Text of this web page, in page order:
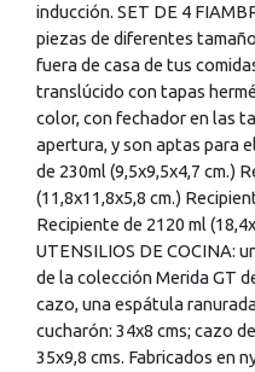
inducción. SET DE 4
piezas de diferentes
fuera de casa de tus
translúcido con tapas
color, con fechador en las
apertura, y son aptas para
de 230ml (9,5x9,5x4,7 cm.)
(11,8x11,8x5,8 cm.)
Recipiente de 2120 ml
UTENSILIOS DE COCINA:
de la colección Merida GT
cazo, una espátula
cucharón: 34x8 cms; cazo
35x9,8 cms. Fabricados en